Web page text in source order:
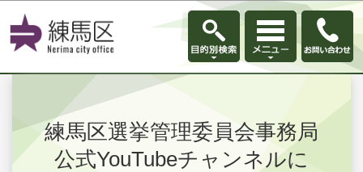
このページの本文へ移動
練馬区選挙管理委員会事務局
公式YouTubeチャンネルに